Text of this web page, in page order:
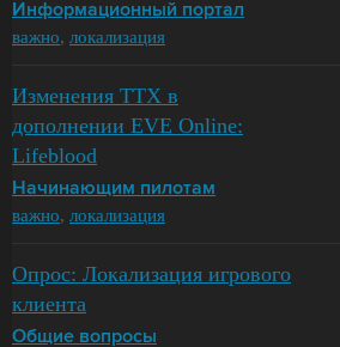
Информационный портал
важно, локализация
Изменения ТТХ в
дополнении EVE Online:
Lifeblood
Начинающим пилотам
важно, локализация
Опрос: Локализация игрового
клиента
Общие вопросы